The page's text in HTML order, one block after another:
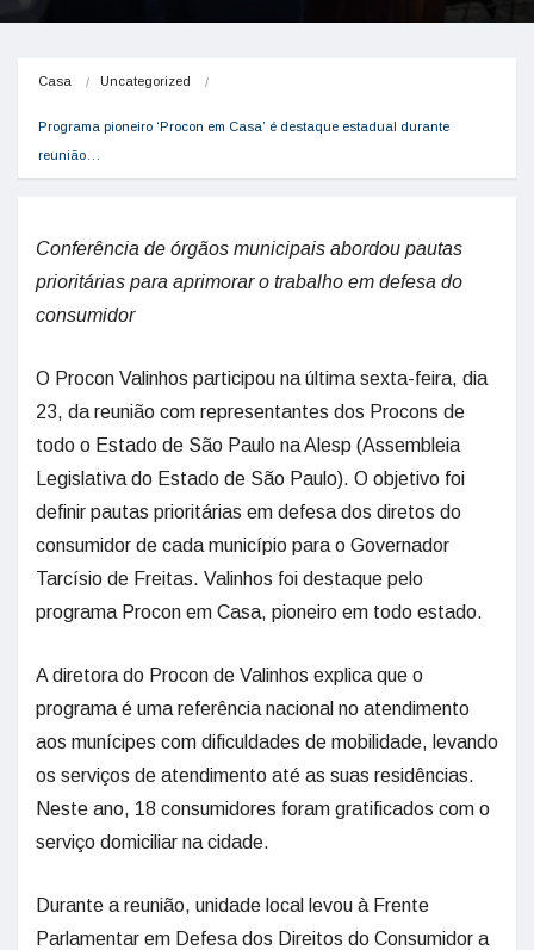
Casa Uncategorized
Programa pioneiro ‘Procon em Casa’ é destaque estadual durante
reunião…
Conferência de órgãos municipais abordou pautas
prioritárias para aprimorar o trabalho em defesa do
consumidor
O Procon Valinhos participou na última sexta-feira, dia
23, da reunião com representantes dos Procons de
todo o Estado de São Paulo na Alesp (Assembleia
Legislativa do Estado de São Paulo). O objetivo foi
definir pautas prioritárias em defesa dos diretos do
consumidor de cada município para o Governador
Tarcísio de Freitas. Valinhos foi destaque pelo
programa Procon em Casa, pioneiro em todo estado.
A diretora do Procon de Valinhos explica que o
programa é uma referência nacional no atendimento
aos munícipes com dificuldades de mobilidade, levando
os serviços de atendimento até as suas residências.
Neste ano, 18 consumidores foram gratificados com o
serviço domiciliar na cidade.
Durante a reunião, unidade local levou à Frente
Parlamentar em Defesa dos Direitos do Consumidor a